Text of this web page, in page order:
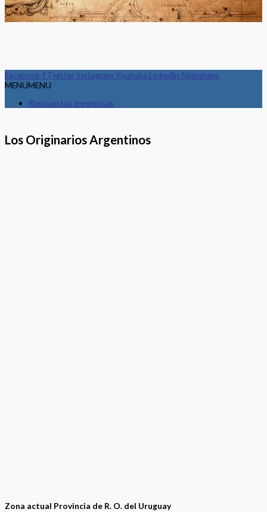
Facebook-f Twitter Instagram Youtube Linkedin Slideshare
MENUMENU
Respuestas Ingeniosas
Los Originarios Argentinos
Zona actual Provincia de R. O. del Uruguay